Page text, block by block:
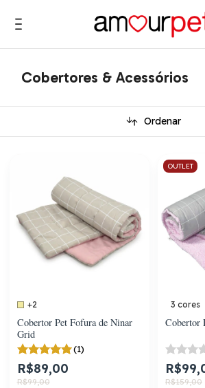
Cobertores & Acessórios
Ordenar
+2
Cobertor Pet Fofura de Ninar
Grid
(1)
R$89,00
R$99,00
OUTLET
3 cores
Cobertor
R$159,00